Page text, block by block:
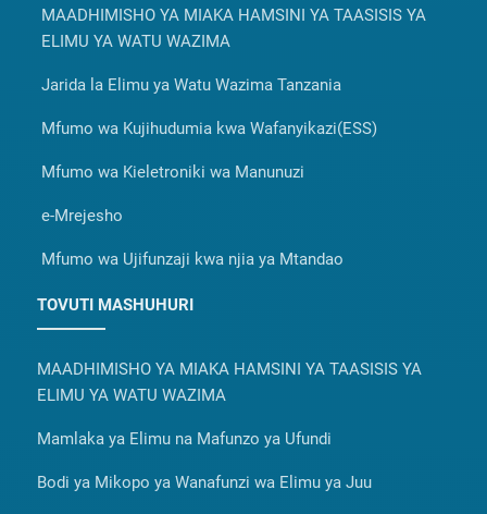
MAADHIMISHO YA MIAKA HAMSINI YA TAASISIS YA
ELIMU YA WATU WAZIMA
Jarida la Elimu ya Watu Wazima Tanzania
Mfumo wa Kujihudumia kwa Wafanyikazi(ESS)
Mfumo wa Kieletroniki wa Manunuzi
e-Mrejesho
Mfumo wa Ujifunzaji kwa njia ya Mtandao
TOVUTI MASHUHURI
MAADHIMISHO YA MIAKA HAMSINI YA TAASISIS YA
ELIMU YA WATU WAZIMA
Mamlaka ya Elimu na Mafunzo ya Ufundi
Bodi ya Mikopo ya Wanafunzi wa Elimu ya Juu